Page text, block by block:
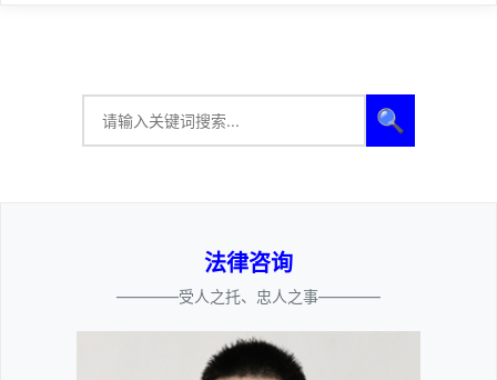
🔍
法律咨询
————受人之托、忠人之事————